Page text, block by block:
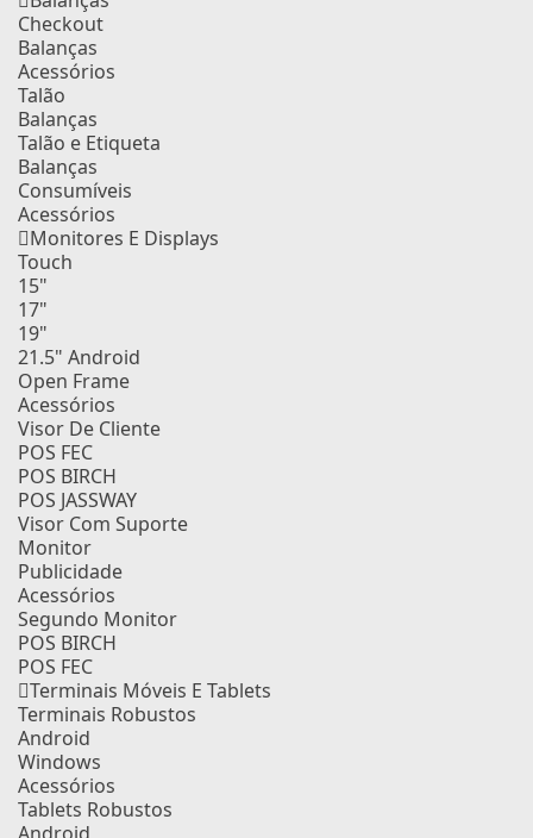
Checkout
Balanças
Acessórios
Talão
Balanças
Talão e Etiqueta
Balanças
Consumíveis
Acessórios
Monitores E Displays
Touch
15"
17"
19"
21.5" Android
Open Frame
Acessórios
Visor De Cliente
POS FEC
POS BIRCH
POS JASSWAY
Visor Com Suporte
Monitor
Publicidade
Acessórios
Segundo Monitor
POS BIRCH
POS FEC
Terminais Móveis E Tablets
Terminais Robustos
Android
Windows
Acessórios
Tablets Robustos